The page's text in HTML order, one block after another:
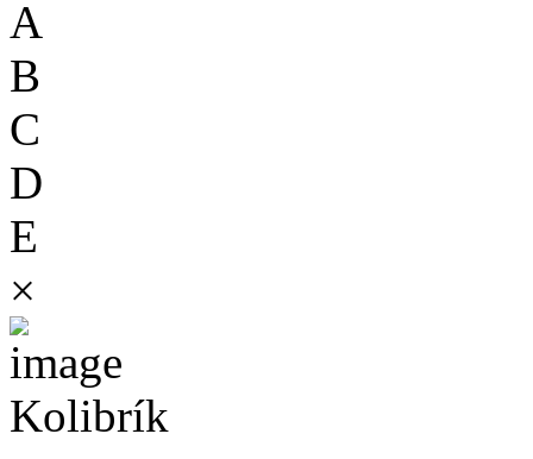
A
B
C
D
E
×
Kolibrík